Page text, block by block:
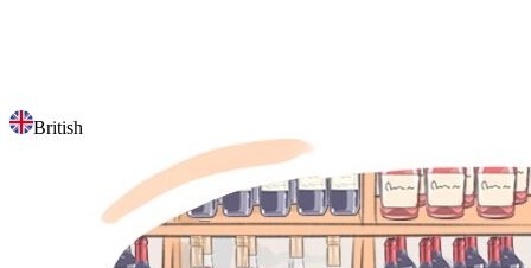
British